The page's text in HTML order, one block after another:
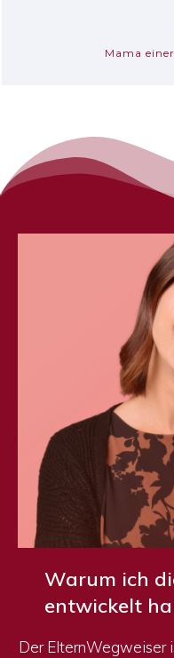
Mama
Warum ich
entwickelt
Der ElternWegweiser